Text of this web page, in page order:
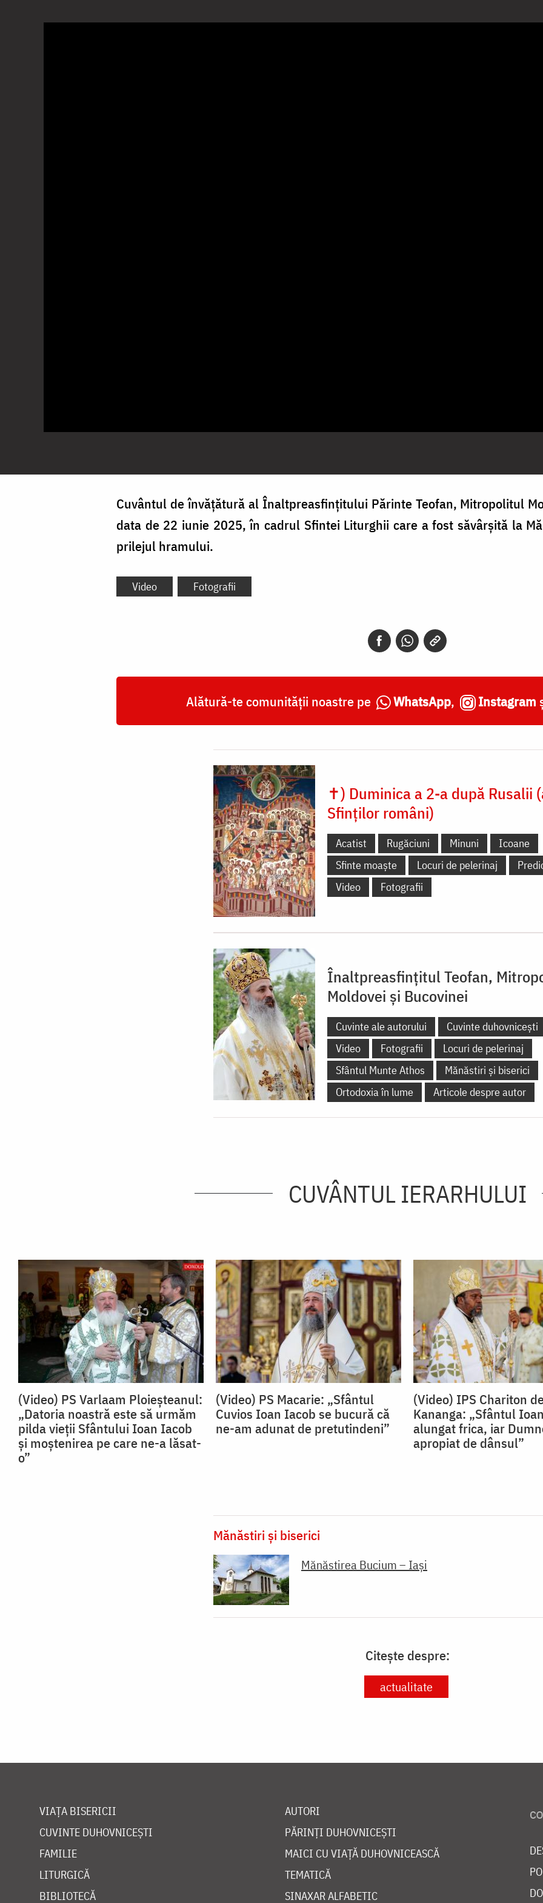
Cuvântul de învățătură al Înaltpreasfințitului Părinte Teofan, Mitropolitul
data de 22 iunie 2025, în cadrul Sfintei Liturghii care a fost săvârșită la
prilejul hramului.
Video Fotografii
Alătură-te comunității noastre pe WhatsApp, Instagram
✝) Duminica a 2-a după Rusalii
Sfinților români)
Acatist Rugăciuni Minuni
Icoane
Sfinte moaște
Locuri de pelerinaj
Video
Fotografii
Înaltpreasfințitul Teofan,
Moldovei și Bucovinei
Cuvinte ale autorului Cuvinte duhovnicești
Video
Fotografii
Locuri de pelerinaj
Sfântul Munte Athos
Mănăstiri și biserici
Ortodoxia în lume
Articole despre autor
CUVÂNTUL IERARHULUI
(Video) PS Varlaam Ploieșteanul:
„Datoria noastră este să urmăm
pilda vieții Sfântului Ioan Iacob
și moștenirea pe care ne-a lăsat-
o”
(Video) PS Macarie: „Sfântul
Cuvios Ioan Iacob se bucură că
ne-am adunat de pretutindeni”
(Video) IPS Chariton
Kananga: „Sfântul
alungat frica, iar
apropiat de dânsul”
Mănăstiri și biserici
Mănăstirea Bucium – Iași
Citește despre:
actualitate
VIAȚA BISERICII
CUVINTE DUHOVNICEȘTI
FAMILIE
LITURGICĂ
BIBLIOTECĂ
AUTORI
PĂRINȚI DUHOVNICEȘTI
MAICI CU VIAȚĂ DUHOVNICEASCĂ
TEMATICĂ
SINAXAR ALFABETIC